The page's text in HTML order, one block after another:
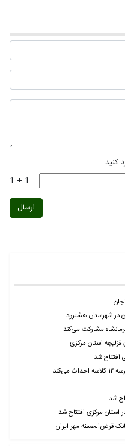
کنید
1 + 1 =
ارسال
در شهرستان هشترود
قزلیجه استان مرکزی
استان مرکزی افتتاح شد